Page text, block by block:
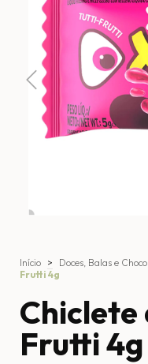
Início > Doces, Balas e
Frutti 4g
Chiclete
Frutti 4g